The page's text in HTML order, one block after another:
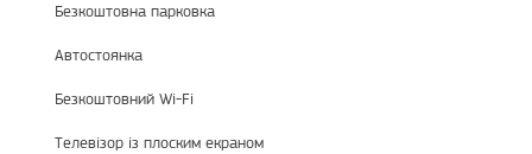
Безкоштовна парковка
Автостоянка
Безкоштовний Wi-Fi
Телевізор із плоским екраном